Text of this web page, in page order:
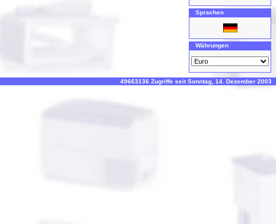
Sprachen
Währungen
49663136 Zugriffe seit Sonntag, 14. Dezember 2003